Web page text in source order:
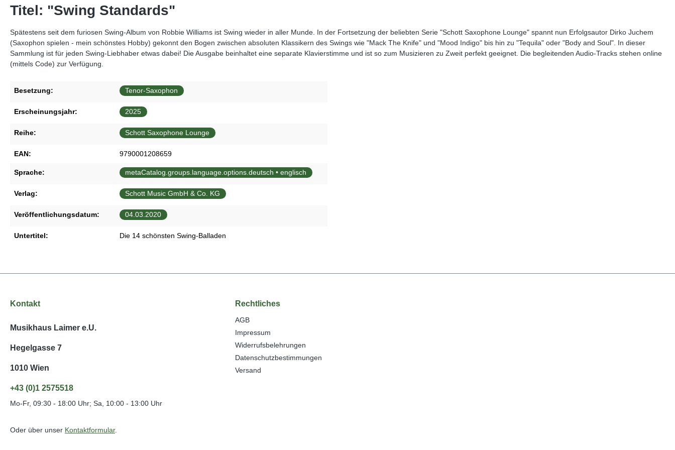
Titel: "Swing Standards"
Spätestens seit dem furiosen Swing-Album von Robbie Williams ist Swing wieder in aller Munde. In der Fortsetzung der beliebten Serie "Schott Saxophone Lounge" spannt nun Erfolgsautor Dirko Juchem
(Saxophon spielen - mein schönstes Hobby) gekonnt den Bogen zwischen absoluten Klassikern des Swings wie "Mack The Knife" und "Mood Indigo" bis hin zu "Tequila" oder "Body and Soul". In dieser
Sammlung ist für jeden Swing-Liebhaber etwas dabei! Die Ausgabe beinhaltet eine separate Klavierstimme und ist so zum Musizieren zu Zweit perfekt geeignet. Die begleitenden Audio-Tracks stehen online
(mittels Code) zur Verfügung.
Besetzung: Tenor-Saxophon
Erscheinungsjahr: 2025
Reihe: Schott Saxophone Lounge
EAN: 9790001208659
Sprache: metaCatalog.groups.language.options.deutsch • englisch
Verlag: Schott Music GmbH & Co. KG
Veröffentlichungsdatum: 04.03.2020
Untertitel: Die 14 schönsten Swing-Balladen
Kontakt
Musikhaus Laimer e.U.
Hegelgasse 7
1010 Wien
+43 (0)1 2575518
Mo-Fr, 09:30 - 18:00 Uhr; Sa, 10:00 - 13:00 Uhr
Oder über unser Kontaktformular.
Rechtliches
AGB
Impressum
Widerrufsbelehrungen
Datenschutzbestimmungen
Versand